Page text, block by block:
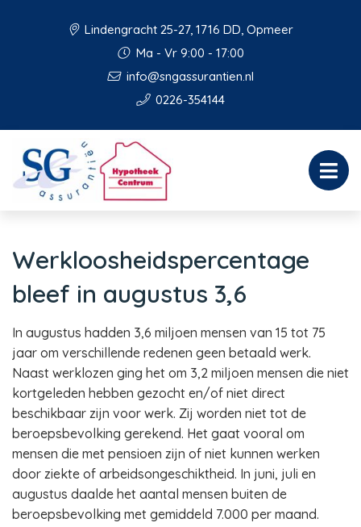
Lindengracht 25-27, 1716 DD, Opmeer
Ma - Vr 9:00 - 17:00
info@sngassurantien.nl
0226-354144
Werkloosheidspercentage
bleef in augustus 3,6
In augustus hadden 3,6 miljoen mensen van 15 tot 75
jaar om verschillende redenen geen betaald werk.
Naast werklozen ging het om 3,2 miljoen mensen die niet
kortgeleden hebben gezocht en/of niet direct
beschikbaar zijn voor werk. Zij worden niet tot de
beroepsbevolking gerekend. Het gaat vooral om
mensen die met pensioen zijn of niet kunnen werken
door ziekte of arbeidsongeschiktheid. In juni, juli en
augustus daalde het aantal mensen buiten de
beroepsbevolking met gemiddeld 7.000 per maand.